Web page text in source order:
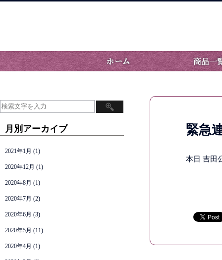
緊急
本日 吉田
月別アーカイブ
2021年1月 (1)
2020年12月 (1)
2020年8月 (1)
2020年7月 (2)
2020年6月 (3)
2020年5月 (11)
2020年4月 (1)